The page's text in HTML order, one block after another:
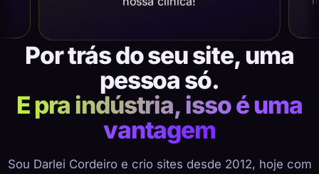
Por trás do seu site, uma
pessoa só.
E pra indústria, isso é uma
vantagem
Sou Darlei Cordeiro e crio sites desde 2012, hoje com